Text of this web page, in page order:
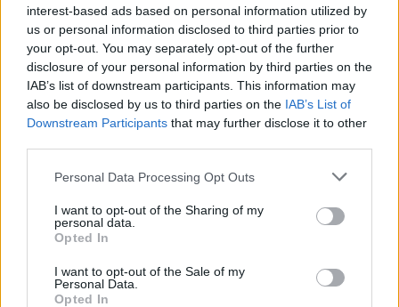
interest-based ads based on personal information utilized by
us or personal information disclosed to third parties prior to
your opt-out. You may separately opt-out of the further
disclosure of your personal information by third parties on the
IAB’s list of downstream participants. This information may
also be disclosed by us to third parties on the IAB’s List of
Downstream Participants that may further disclose it to other
Personal Data Processing Opt Outs
I want to opt-out of the Sharing of my
personal data.
Opted In
I want to opt-out of the Sale of my
Personal Data.
Opted In
Ajax dicht bij komst Arokodare: huurdeal met
koopoptie van 22 miljoen
Ajax helpt Burnley uit de brand met afgeknipte
sokken na blunder met tenues
Hakim Ziyech verhuurt opnieuw luxe
Marcos Leonardo laat eerste indruk achter bij
Ajax: 'Hier gaan fans van genieten'
Resterend oefenprogramma Ajax: waar zijn de
duels te zien